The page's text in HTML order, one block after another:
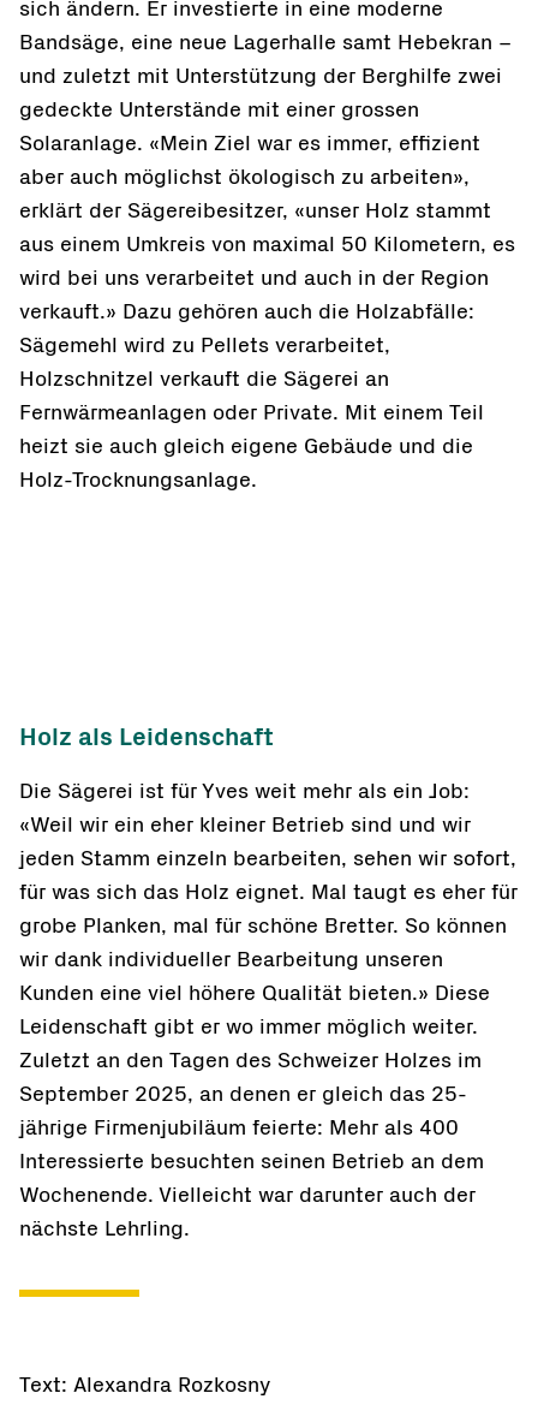
sich ändern. Er investierte in eine moderne
Bandsäge, eine neue Lagerhalle samt Hebekran –
und zuletzt mit Unterstützung der Berghilfe zwei
gedeckte Unterstände mit einer grossen
Solaranlage. «Mein Ziel war es immer, effizient
aber auch möglichst ökologisch zu arbeiten»,
erklärt der Sägereibesitzer, «unser Holz stammt
aus einem Umkreis von maximal 50 Kilometern, es
wird bei uns verarbeitet und auch in der Region
verkauft.» Dazu gehören auch die Holzabfälle:
Sägemehl wird zu Pellets verarbeitet,
Holzschnitzel verkauft die Sägerei an
Fernwärmeanlagen oder Private. Mit einem Teil
heizt sie auch gleich eigene Gebäude und die
Holz-Trocknungsanlage.
Holz als Leidenschaft
Die Sägerei ist für Yves weit mehr als ein Job:
«Weil wir ein eher kleiner Betrieb sind und wir
jeden Stamm einzeln bearbeiten, sehen wir sofort,
für was sich das Holz eignet. Mal taugt es eher für
grobe Planken, mal für schöne Bretter. So können
wir dank individueller Bearbeitung unseren
Kunden eine viel höhere Qualität bieten.» Diese
Leidenschaft gibt er wo immer möglich weiter.
Zuletzt an den Tagen des Schweizer Holzes im
September 2025, an denen er gleich das 25-
jährige Firmenjubiläum feierte: Mehr als 400
Interessierte besuchten seinen Betrieb an dem
Wochenende. Vielleicht war darunter auch der
nächste Lehrling.
Text: Alexandra Rozkosny